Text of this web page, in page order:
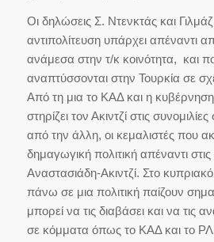
Οι δηλώσεις Σ. Ντενκτάς και
αντιπολίτευση υπάρχει απέναντι
ανάμεσα στην τ/κ κοινότητα, και
αναπτύσσονται στην Τουρκία σε
Από τη μια το ΚΑΔ και η κυβέρνηση
στηρίζει τον Ακιντζί στις
από την άλλη, οι κεμαλιστές που
δημαγωγική πολιτική απέναντι στις
Αναστασιάδη-Ακιντζί. Στο
πάνω σε μια πολιτική παίζουν
μπορεί να τις διαβάσει και να τις
σε κόμματα όπως το ΚΑΔ και το